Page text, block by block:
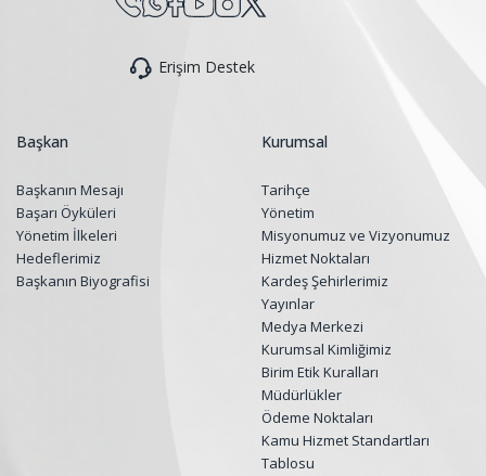
Erişim Destek
Başkan
Başkanın Mesajı
Başarı Öyküleri
Yönetim İlkeleri
Hedeflerimiz
Başkanın Biyografisi
Kurumsal
Tarihçe
Yönetim
Misyonumuz ve Vizyonumuz
Hizmet Noktaları
Kardeş Şehirlerimiz
Yayınlar
Medya Merkezi
Kurumsal Kimliğimiz
Birim Etik Kuralları
Müdürlükler
Ödeme Noktaları
Kamu Hizmet Standartları
Tablosu